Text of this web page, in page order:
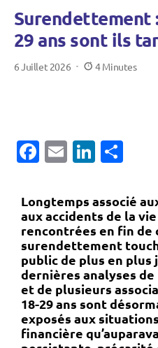
Surendettement
29 ans sont ils
6 Juillet 2026 4 Minutes
groupe
Facebook
Email
Longtemps associé
aux accidents de la
rencontrées en fin de
surendettement
public de plus en plus
dernières analyses de
et de plusieurs
18-29 ans sont
exposés aux
financière